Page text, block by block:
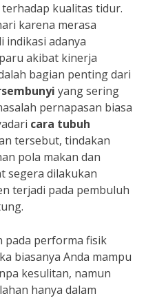
kualitas tidur.
karena merasa
indikasi adanya
akibat kinerja
bagian penting dari
yang sering
pernapasan biasa
cara tubuh
tersebut, tindakan
pola makan dan
segera dilakukan
terjadi pada pembuluh
pada performa fisik
biasanya Anda mampu
kesulitan, namun
hanya dalam